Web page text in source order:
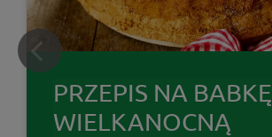
PRZEPIS NA BABKĘ
WIELKANOCNĄ